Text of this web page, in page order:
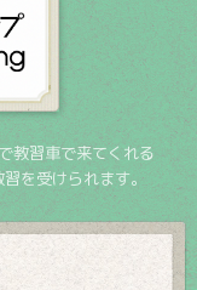
教習車で来てくれる
を受けられます。